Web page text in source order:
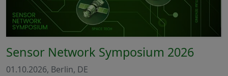
Sensor Network Symposium 2026
01.10.2026, Berlin, DE